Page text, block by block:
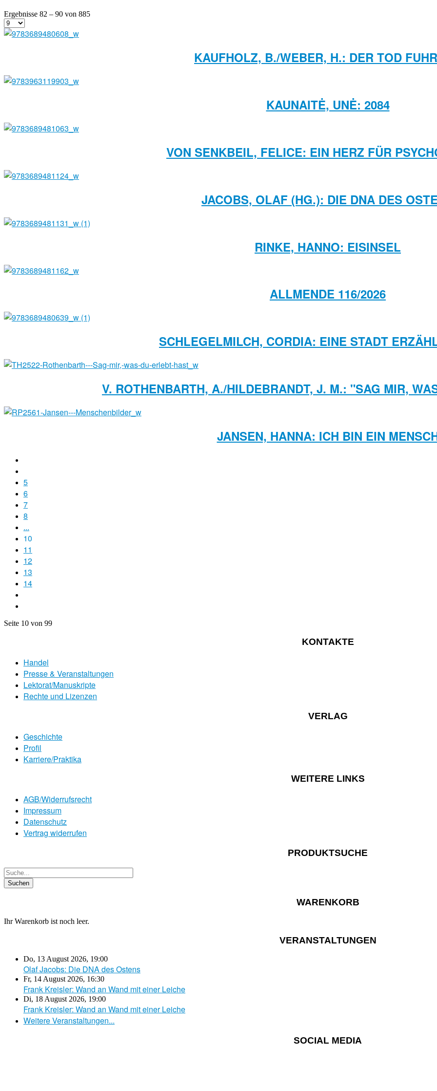
Ergebnisse 82 – 90 von 885
KAUFHOLZ, B./WEBER, H.: DER TOD
KAUNAITĖ, UNĖ: 2084
VON SENKBEIL, FELICE: EIN HERZ FÜR
JACOBS, OLAF (HG.): DIE DNA DES
RINKE, HANNO: EISINSEL
ALLMENDE 116/2026
SCHLEGELMILCH, CORDIA: EINE STADT
V. ROTHENBARTH, A./HILDEBRANDT, J. M.: "SAG MIR,
JANSEN, HANNA: ICH BIN EIN
5
6
7
8
...
10
11
12
13
14
Seite 10 von 99
KONTAKTE
Handel
Presse & Veranstaltungen
Lektorat/Manuskripte
Rechte und Lizenzen
VERLAG
Geschichte
Profil
Karriere/Praktika
WEITERE LINKS
AGB/Widerrufsrecht
Impressum
Datenschutz
Vertrag widerrufen
PRODUKTSUCHE
WARENKORB
Ihr Warenkorb ist noch leer.
VERANSTALTUNGEN
Do, 13 August 2026, 19:00
Olaf Jacobs: Die DNA des Ostens
Fr, 14 August 2026, 16:30
Frank Kreisler: Wand an Wand mit einer Leiche
Di, 18 August 2026, 19:00
Frank Kreisler: Wand an Wand mit einer Leiche
Weitere Veranstaltungen...
SOCIAL MEDIA